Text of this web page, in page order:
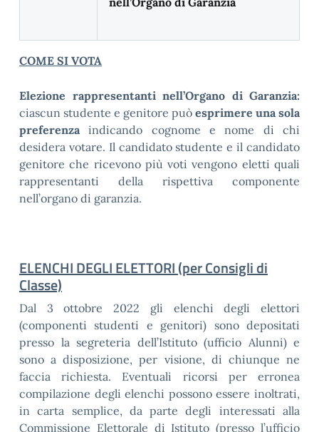
COME SI VOTA
Elezione rappresentanti nell’Organo di Garanzia:
ciascun studente e genitore può esprimere una sola
preferenzaindicando cognome e nome di chi
desidera votare. Il candidato studente e il candidato
genitore che ricevono più voti vengono eletti quali
rappresentanti della rispettiva componente
nell’organo di garanzia.
ELENCHI DEGLI ELETTORI (per Consigli di
Classe)
Dal 3 ottobre 2022 gli elenchi degli elettori
(componenti studenti e genitori) sono depositati
presso la segreteria dell’Istituto (ufficio Alunni) e
sono a disposizione, per visione, di chiunque ne
faccia richiesta. Eventuali ricorsi per erronea
compilazione degli elenchi possono essere inoltrati,
in carta semplice, da parte degli interessati alla
Commissione Elettorale di Istituto (presso l’ufficio